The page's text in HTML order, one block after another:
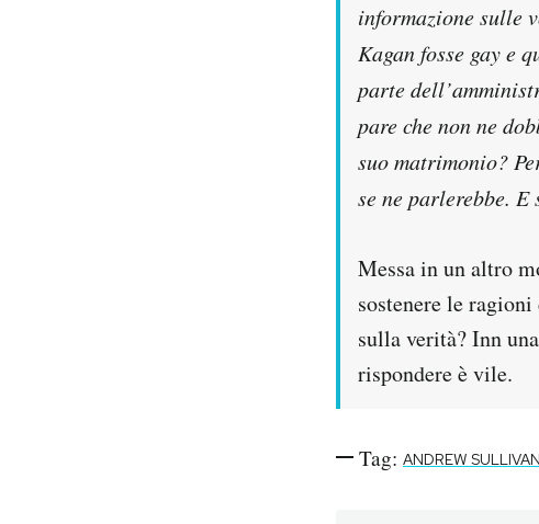
informazione sulle
Kagan fosse gay e
parte
pare che non ne
suo matrimonio?
se ne parlerebbe. E
Messa in un altro
sostenere le
sulla verità? Inn
rispondere è vile.
Tag: ANDREW SULLIVAN